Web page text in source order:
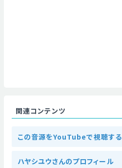
関連コンテンツ
この音源をYouTubeで視聴する
ハヤシユウさんのプロフィール